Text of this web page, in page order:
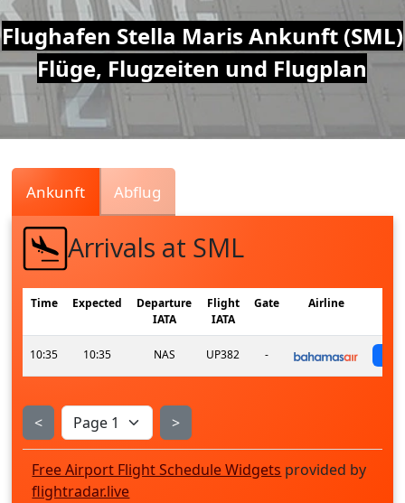
Air
Traffic
Live
Flughafen Stella Maris Ankunft (SML)
Flüge, Flugzeiten und Flugplan
Ankunft Abflug
Arrivals at SML
Time Expected
Departure
IATA
Flight
IATA
Gate Airline
10:35 10:35 NAS UP382 -
< >
Free Airport Flight Schedule Widgets provided by
flightradar.live